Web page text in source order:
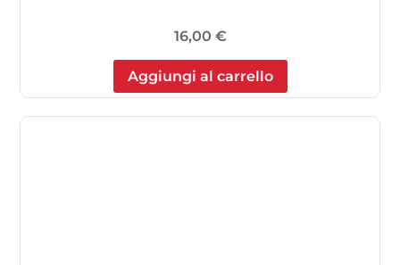
16,00 €
Aggiungi al carrello